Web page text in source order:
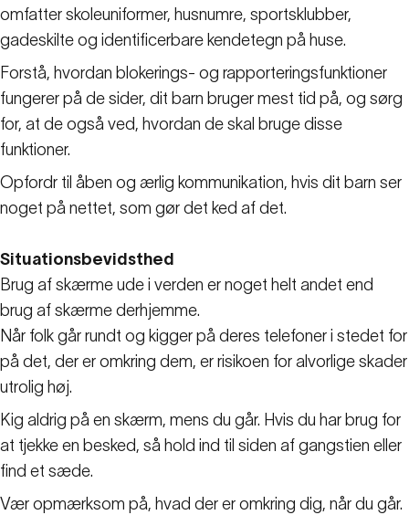
omfatter skoleuniformer, husnumre, sportsklubber,
gadeskilte og identificerbare kendetegn på huse.
Forstå, hvordan blokerings- og rapporteringsfunktioner
fungerer på de sider, dit barn bruger mest tid på, og sørg
for, at de også ved, hvordan de skal bruge disse
funktioner.
Opfordr til åben og ærlig kommunikation, hvis dit barn ser
noget på nettet, som gør det ked af det.
Situationsbevidsthed
Brug af skærme ude i verden er noget helt andet end
brug af skærme derhjemme.
Når folk går rundt og kigger på deres telefoner i stedet for
på det, der er omkring dem, er risikoen for alvorlige skader
utrolig høj.
Kig aldrig på en skærm, mens du går. Hvis du har brug for
at tjekke en besked, så hold ind til siden af gangstien eller
find et sæde.
Vær opmærksom på, hvad der er omkring dig, når du går.